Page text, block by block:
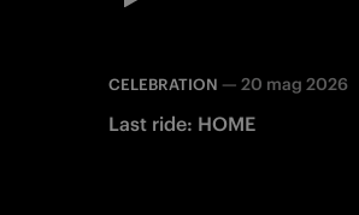
CELEBRATION —20 mag 2026
Last ride: HOME